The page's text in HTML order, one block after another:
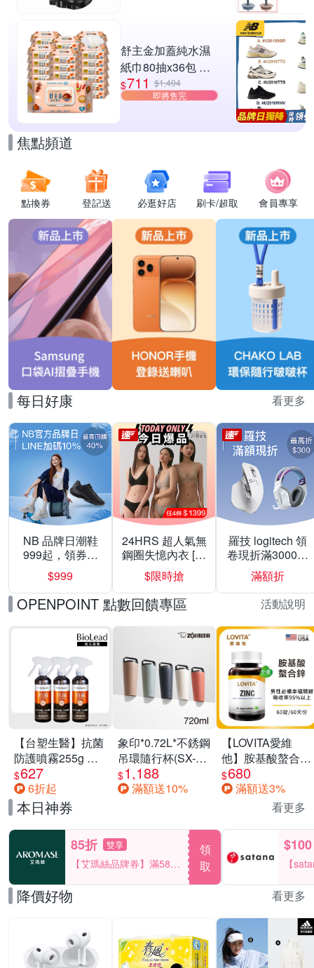
舒主金加蓋純水濕
紙巾80抽x36包 台
灣製 濕巾
$711 $1,404
即將售完
焦點頻道
點換券 登記送 必逛好店 刷卡/超取 會員專享
每日好康 看更多
NB 品牌日潮鞋
999起，領券折
上折 最高回饋
40%
$999
24HRS 超人氣無
鋼圈失憶內衣 [熱
銷好評]
$限時搶
羅技 logitech 領
卷現折滿3000折
300
滿額折
OPENPOINT 點數回饋專區 活動說明
【台塑生醫】抗菌
防護噴霧255g 三
入組
$627
6折起
象印*0.72L*不銹鋼
吊環隨行杯(SX-
LA72H)
$1,188
滿額送10%
【LOVITA愛維
他】胺基酸螯合鋅
x2瓶30mg素食錠
(鋅錠)
$680
滿額送3%
本日神券 看更多
85折 雙享
【艾瑪絲品牌券】滿580
享85折！
領
取
$100
【
一件
降價好物 看更多